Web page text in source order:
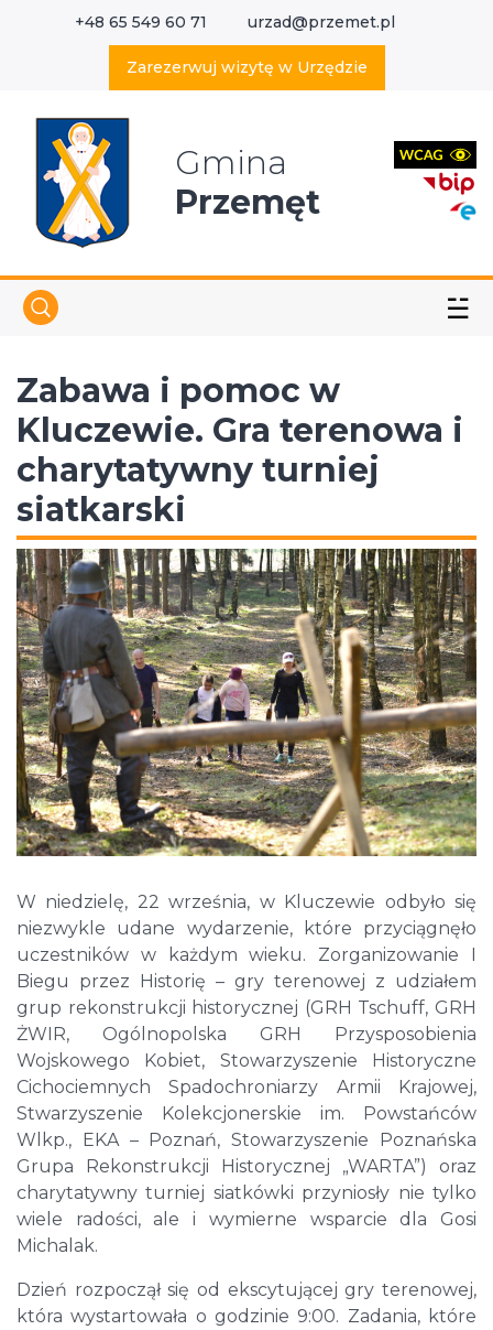
+48 65 549 60 71 urzad@przemet.pl
Zarezerwuj wizytę w Urzędzie
Gmina
Przemęt
☱
Zabawa i pomoc w
Kluczewie. Gra terenowa i
charytatywny turniej
siatkarski
W niedzielę, 22 września, w Kluczewie odbyło się
niezwykle udane wydarzenie, które przyciągnęło
uczestników w każdym wieku. Zorganizowanie I
Biegu przez Historię – gry terenowej z udziałem
grup rekonstrukcji historycznej (GRH Tschuff, GRH
ŻWIR, Ogólnopolska GRH Przysposobienia
Wojskowego Kobiet, Stowarzyszenie Historyczne
Cichociemnych Spadochroniarzy Armii Krajowej,
Stwarzyszenie Kolekcjonerskie im. Powstańców
Wlkp., EKA – Poznań, Stowarzyszenie Poznańska
Grupa Rekonstrukcji Historycznej „WARTA”) oraz
charytatywny turniej siatkówki przyniosły nie tylko
wiele radości, ale i wymierne wsparcie dla Gosi
Michalak.
Dzień rozpoczął się od ekscytującej gry terenowej,
która wystartowała o godzinie 9:00. Zadania, które
Wyszukaj w serwisie